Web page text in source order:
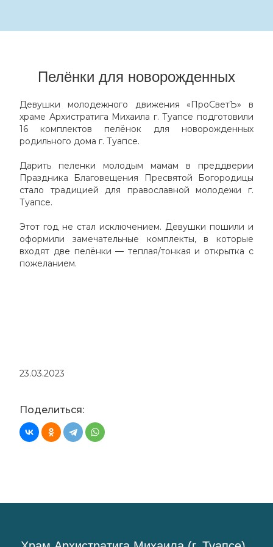
Пелёнки для новорожденных
Девушки молодежного движения «ПроСветЪ» в
храме Архистратига Михаила г. Туапсе подготовили
16 комплектов пелёнок для новорожденных
родильного дома г. Туапсе.
Дарить пеленки молодым мамам в преддверии
Праздника Благовещения Пресвятой Богородицы
стало традицией для православной молодежи г.
Туапсе.
Этот год не стал исключением. Девушки пошили и
оформили замечательные комплекты, в которые
входят две пелёнки — теплая/тонкая и открытка с
пожеланием.
23.03.2023
Поделиться: